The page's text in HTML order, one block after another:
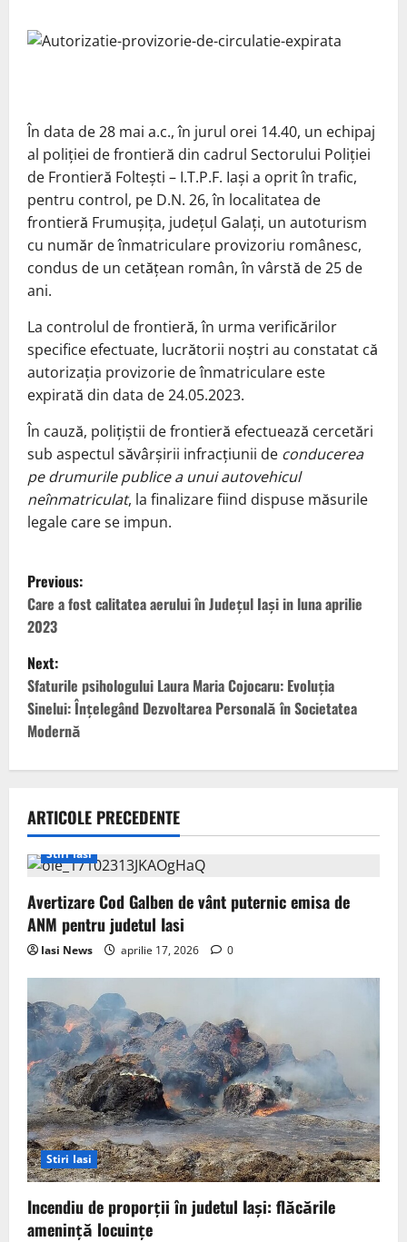
În data de 28 mai a.c., în jurul orei 14.40, un echipaj
al poliţiei de frontieră din cadrul Sectorului Poliţiei
de Frontieră Foltești – I.T.P.F. Iași a oprit în trafic,
pentru control, pe D.N. 26, în localitatea de
frontieră Frumușița, județul Galați, un autoturism
cu număr de înmatriculare provizoriu românesc,
condus de un cetățean român, în vârstă de 25 de
ani.
La controlul de frontieră, în urma verificărilor
specifice efectuate, lucrătorii noştri au constatat că
autorizația provizorie de înmatriculare este
expirată din data de 24.05.2023.
În cauză, poliţiştii de frontieră efectuează cercetări
sub aspectul săvârşirii infracţiunii de conducerea
pe drumurile publice a unui autovehicul
neînmatriculat, la finalizare fiind dispuse măsurile
legale care se impun.
P
o
s
t
n
a
v
i
g
a
t
i
o
n
Previous:
Care a fost calitatea aerului în Județul Iași in luna aprilie
2023
Next:
Sfaturile psihologului Laura Maria Cojocaru: Evoluția
Sinelui: Înțelegând Dezvoltarea Personală în Societatea
Modernă
ARTICOLE PRECEDENTE
Stiri Iasi
Avertizare Cod Galben de vânt puternic emisa de
ANM pentru judetul Iasi
Iasi News aprilie 17, 2026 0
Stiri Iasi
Incendiu de proporții în judetul Iași: flăcările
amenință locuințe